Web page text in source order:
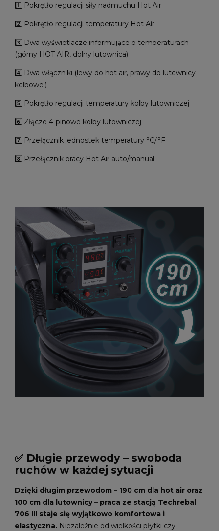
1️⃣ Pokrętło regulacji siły nadmuchu Hot Air
2️⃣ Pokrętło regulacji temperatury Hot Air
3️⃣ Dwa wyświetlacze informujące o temperaturach
(górny HOT AIR, dolny lutownica)
4️⃣ Dwa włączniki (lewy do hot air, prawy do lutownicy
kolbowej)
5️⃣ Pokrętło regulacji temperatury kolby lutowniczej
6️⃣ Złącze 4-pinowe kolby lutowniczej
7️⃣ Przełącznik jednostek temperatury °C/°F
8️⃣ Przełącznik pracy Hot Air auto/manual
✅ Długie przewody – swoboda
ruchów w każdej sytuacji
Dzięki długim przewodom – 190 cm dla hot air oraz
100 cm dla lutownicy – praca ze stacją Techrebal
706 III staje się wyjątkowo komfortowa i
elastyczna. Niezależnie od wielkości płytki czy